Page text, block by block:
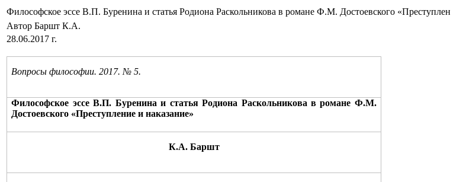
Философское эссе В.П. Буренина и статья Родиона Раскольникова в романе Ф.М. Достоевского «Преступлен
Автор Баршт К.А.
28.06.2017 г.
Вопросы философии. 2017. № 5.
Философское эссе В.П. Буренина и статья Родиона Раскольникова в романе Ф.М.
Достоевского «Преступление и наказание»
К.А. Баршт